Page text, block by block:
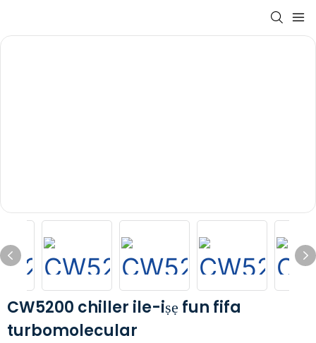
CW5200 chiller ile-iṣẹ fun fifa
turbomolecular